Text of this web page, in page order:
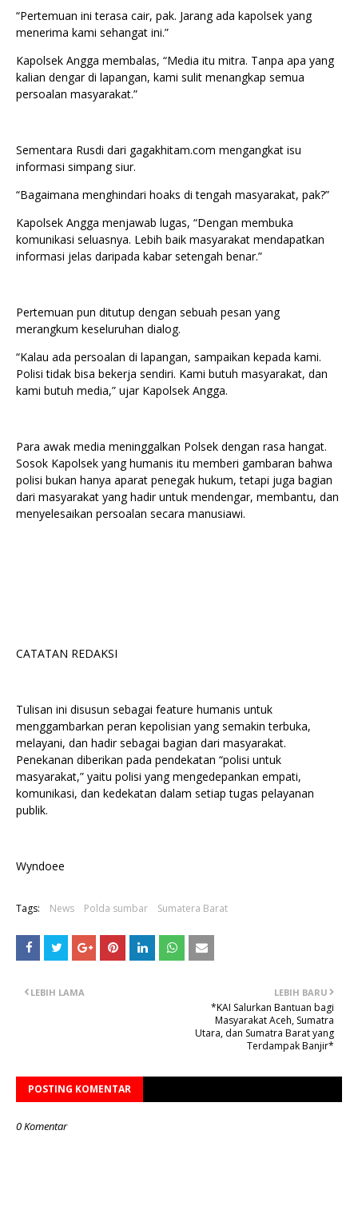
“Pertemuan ini terasa cair, pak. Jarang ada kapolsek yang
menerima kami sehangat ini.”
Kapolsek Angga membalas, “Media itu mitra. Tanpa apa yang
kalian dengar di lapangan, kami sulit menangkap semua
persoalan masyarakat.”
Sementara Rusdi dari gagakhitam.com mengangkat isu
informasi simpang siur.
“Bagaimana menghindari hoaks di tengah masyarakat, pak?”
Kapolsek Angga menjawab lugas, “Dengan membuka
komunikasi seluasnya. Lebih baik masyarakat mendapatkan
informasi jelas daripada kabar setengah benar.”
Pertemuan pun ditutup dengan sebuah pesan yang
merangkum keseluruhan dialog.
“Kalau ada persoalan di lapangan, sampaikan kepada kami.
Polisi tidak bisa bekerja sendiri. Kami butuh masyarakat, dan
kami butuh media,” ujar Kapolsek Angga.
Para awak media meninggalkan Polsek dengan rasa hangat.
Sosok Kapolsek yang humanis itu memberi gambaran bahwa
polisi bukan hanya aparat penegak hukum, tetapi juga bagian
dari masyarakat yang hadir untuk mendengar, membantu, dan
menyelesaikan persoalan secara manusiawi.
CATATAN REDAKSI
Tulisan ini disusun sebagai feature humanis untuk
menggambarkan peran kepolisian yang semakin terbuka,
melayani, dan hadir sebagai bagian dari masyarakat.
Penekanan diberikan pada pendekatan “polisi untuk
masyarakat,” yaitu polisi yang mengedepankan empati,
komunikasi, dan kedekatan dalam setiap tugas pelayanan
publik.
Wyndoee
Tags: News Polda sumbar Sumatera Barat
LEBIH BARU
*KAI Salurkan Bantuan bagi
Masyarakat Aceh, Sumatra
Utara, dan Sumatra Barat yang
Terdampak Banjir*
LEBIH LAMA
POSTING KOMENTAR
0 Komentar